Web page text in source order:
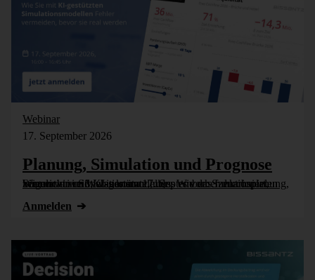
Webinar
17. September 2026
Planung, Simulation und Prognose
Wer nicht weiß, was kommt, muss es vorher durchspielen können – in Simulationsmodellen. Wie das funktioniert, zeigen wir im Webinar am 17. September: Szenarioplanung, Simulation und KI-gestützte [...]
Anmelden